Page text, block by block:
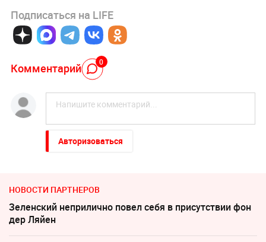
Подписаться на LIFE
Комментарий 0
Авторизоваться
НОВОСТИ ПАРТНЕРОВ
Зеленский неприлично повел cебя в присутствии фон
дер Ляйен